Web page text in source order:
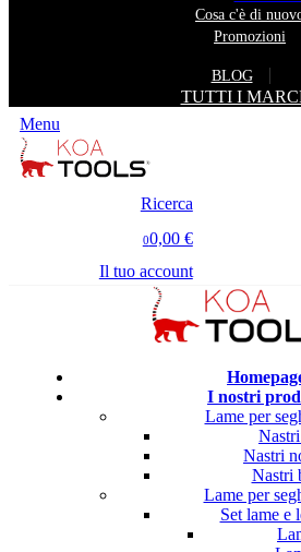
Cosa c'è di
Promozioni
BLOG
TUTTI I
Menu
Ricerca
00,00 €
Il tuo account
I nostri
Lame per
Nastri
Nastri
Lame per
Set lame e